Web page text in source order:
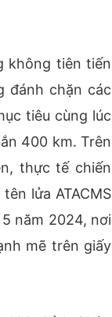
không tiên tiến
đánh chặn các
tiêu cùng lúc
400 km. Trên
thực tế chiến
lửa ATACMS
năm 2024, nơi
mẽ trên giấy